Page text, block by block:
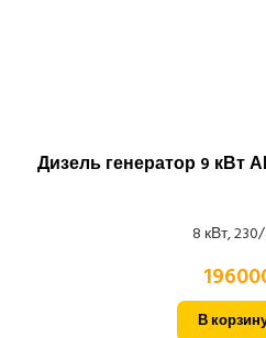
Дизель генератор 9 кВт
8 кВт,
В